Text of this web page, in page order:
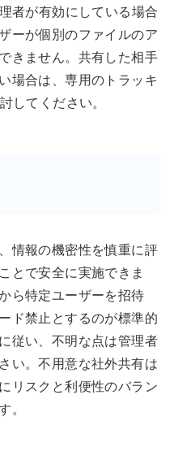
者が有効にしている場合
ーが個別のファイルのア
きません。共有した相手
場合は、専用のトラッキ
してください。
情報の機密性を慎重に評
とで安全に実施できま
ら特定ユーザーを招待
ド禁止とするのが標準的
従い、不明な点は管理者
い。不用意な社外共有は
リスクと利便性のバラン
。